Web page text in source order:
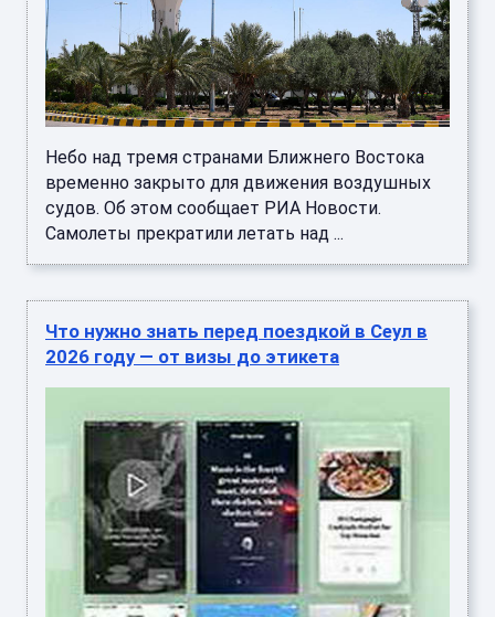
Небо над тремя странами Ближнего Востока
временно закрыто для движения воздушных
судов. Об этом сообщает РИА Новости.
Самолеты прекратили летать над ...
Что нужно знать перед поездкой в Сеул в
2026 году — от визы до этикета